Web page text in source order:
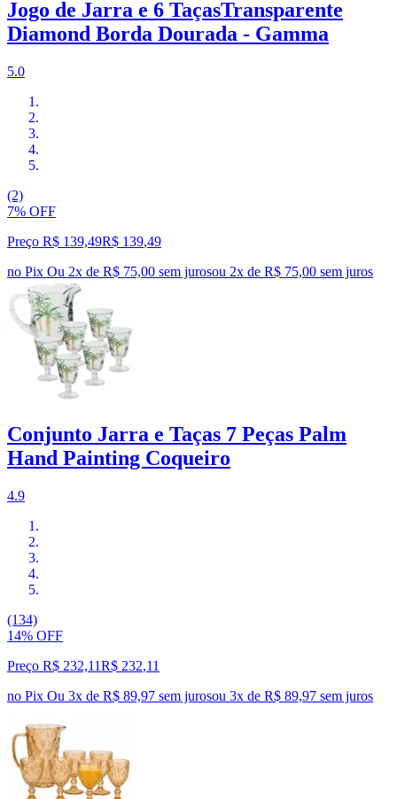
Jogo de Jarra e 6 TaçasTransparente
Diamond Borda Dourada - Gamma
5.0
(2)
7% OFF
Preço R$ 139,49R$ 139,49
no Pix Ou 2x de R$ 75,00 sem jurosou 2x de R$ 75,00 sem juros
Conjunto Jarra e Taças 7 Peças Palm
Hand Painting Coqueiro
4.9
(134)
14% OFF
Preço R$ 232,11R$ 232,11
no Pix Ou 3x de R$ 89,97 sem jurosou 3x de R$ 89,97 sem juros